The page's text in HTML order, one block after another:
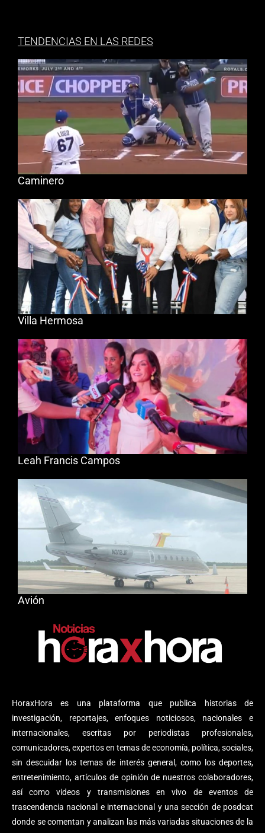
HoraxHora es una plataforma que publica historias de
investigación, reportajes, enfoques noticiosos, nacionales e
internacionales, escritas por periodistas profesionales,
comunicadores, expertos en temas de economía, política, sociales,
sin descuidar los temas de interés general, como los deportes,
entretenimiento, artículos de opinión de nuestros colaboradores,
así como videos y transmisiones en vivo de eventos de
trascendencia nacional e internacional y una sección de posdcat
donde se comentan y analizan las más variadas situaciones de la
TENDENCIAS EN LAS REDES
Caminero
Villa Hermosa
Leah Francis Campos
Avión